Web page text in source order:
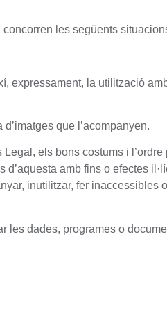
les següents
expressament, la utilització
que l’acompanyen.
els bons costums i l’ordre
amb fins o efectes
inutilitzar, fer inaccessibles
les dades, programes o